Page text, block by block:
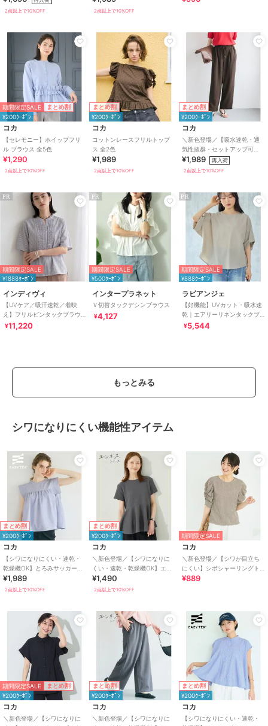
2点以上で10%OFF 2点以上で10%OFF
期間限定SALE まとめ割
¥200ｸｰﾎﾟﾝ
コカ
【セレモニー】ホイップフリ
ル ブラウス 全5色
¥1,290
2点以上で10%OFF
まとめ割
¥200ｸｰﾎﾟﾝ
コカ
コットンレースフリルトップ
ス 全2色
¥1,989
2点以上で10%OFF
まとめ割
¥200ｸｰﾎﾟﾝ
コカ
＼新色登場／【吸水速乾・通
気性抜群・セットアップ可
能】シボサテンライクイージ
ーパンツ 全6色
¥1,989 再入荷
2点以上で10%OFF
PR
期間限定SALE
¥1888ｸｰﾎﾟﾝ
インディヴィ
【UVケア／吸汗速乾／着映
え】フリルピンタックブラウ
ス
¥11,220
PR
期間限定SALE
¥500ｸｰﾎﾟﾝ
インタープラネット
Ｖ切替タックデシンブラウス
¥4,127
PR
期間限定SALE
¥888ｸｰﾎﾟﾝ
ラビアンジェ
【好機能】UVカット・吸水速
乾｜エアリーリネンタックブ
ラウス｜セットアップ対
¥5,544
もっとみる
シワになりにくい機能性アイテム
まとめ割
¥200ｸｰﾎﾟﾝ
コカ
【シワになりにくい・速乾・
乾燥機OK】とろみサッカース
タンドカラーブラウス 全2色
¥1,989
2点以上で10%OFF
まとめ割
¥200ｸｰﾎﾟﾝ
コカ
＼新色登場／【シワになりに
くい・速乾・乾燥機OK】エン
ボス切り替えフレアトップス
全5色
¥1,490
2点以上で10%OFF
期間限定SALE
コカ
＼新色登場／【シワが目立ち
にくい】シボシャーリングト
ップス 全5色
¥889
期間限定SALE まとめ割
¥200ｸｰﾎﾟﾝ
コカ
＼新色登場／【シワになりに
まとめ割
¥200ｸｰﾎﾟﾝ
コカ
＼新色登場／【シワになりに
まとめ割
¥200ｸｰﾎﾟﾝ
コカ
【シワになりにくい・速乾・